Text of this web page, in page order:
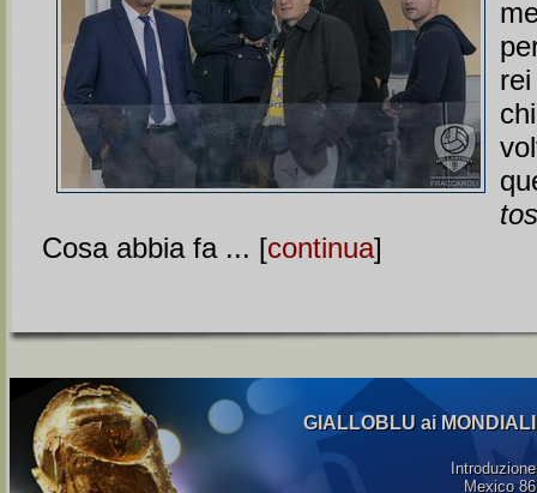
Cosa abbia fa ... [continua]
GIALLOBLU ai MONDIALI
Introduzione
Mexico 86